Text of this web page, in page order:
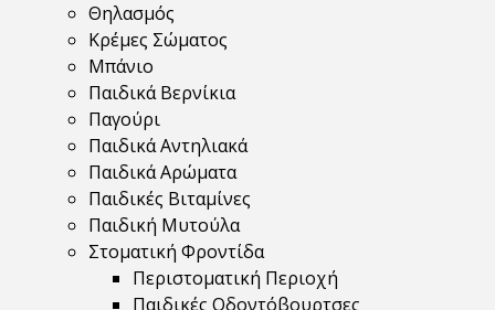
Θηλασμός
Κρέμες Σώματος
Μπάνιο
Παιδικά Βερνίκια
Παγούρι
Παιδικά Αντηλιακά
Παιδικά Αρώματα
Παιδικές Βιταμίνες
Παιδική Μυτούλα
Στοματική Φροντίδα
Περιστοματική Περιοχή
Παιδικές Οδοντόβουρτσες